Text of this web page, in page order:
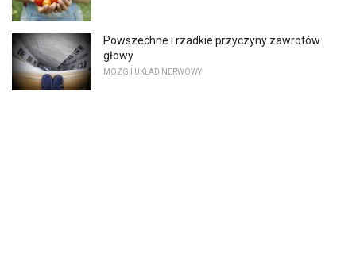
Powszechne i rzadkie przyczyny zawrotów
głowy
MÓZG I UKŁAD NERWOWY